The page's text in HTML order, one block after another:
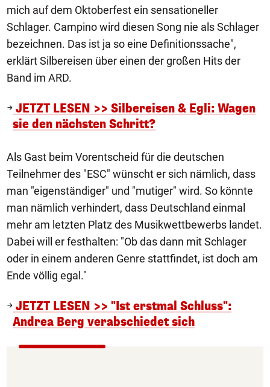
mich auf dem Oktoberfest ein sensationeller
Schlager. Campino wird diesen Song nie als Schlager
bezeichnen. Das ist ja so eine Definitionssache",
erklärt Silbereisen über einen der großen Hits der
Band im ARD.
JETZT LESEN >> Silbereisen & Egli: Wagen
sie den nächsten Schritt?
Als Gast beim Vorentscheid für die deutschen
Teilnehmer des "ESC" wünscht er sich nämlich, dass
man "eigenständiger" und "mutiger" wird. So könnte
man nämlich verhindert, dass Deutschland einmal
mehr am letzten Platz des Musikwettbewerbs landet.
Dabei will er festhalten: "Ob das dann mit Schlager
oder in einem anderen Genre stattfindet, ist doch am
Ende völlig egal."
JETZT LESEN >> "Ist erstmal Schluss":
Andrea Berg verabschiedet sich